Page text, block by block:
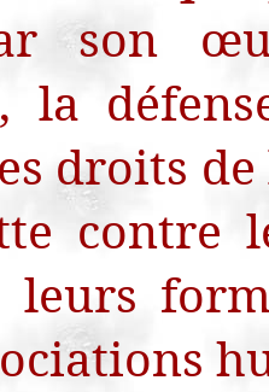
son
la
droits
contre
leurs